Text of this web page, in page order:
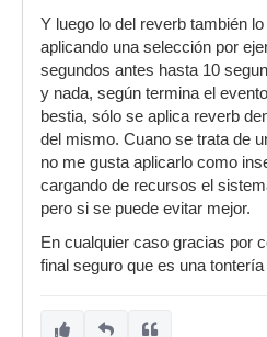
Y luego lo del reverb también
aplicando una selección por
segundos antes hasta 10
y nada, según termina el
bestia, sólo se aplica reverb
del mismo. Cuano se trata de
no me gusta aplicarlo como
cargando de recursos el
pero si se puede evitar mejor.
En cualquier caso gracias por
final seguro que es una tontería